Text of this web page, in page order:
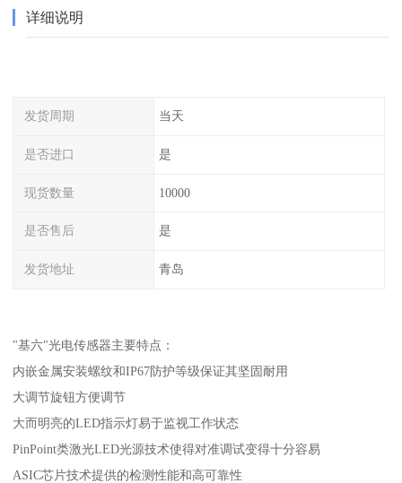
详细说明
发货周期 当天
是否进口 是
现货数量 10000
是否售后 是
发货地址 青岛
"基六"光电传感器主要特点：
内嵌金属安装螺纹和IP67防护等级保证其坚固耐用
大调节旋钮方便调节
大而明亮的LED指示灯易于监视工作状态
PinPoint类激光LED光源技术使得对准调试变得十分容易
ASIC芯片技术提供的检测性能和高可靠性